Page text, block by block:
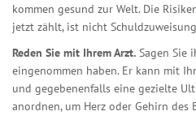
kommen gesund zur Welt. Die
jetzt zählt, ist nicht
Reden Sie mit Ihrem Arzt. Sagen Sie
eingenommen haben. Er kann mit
und gegebenenfalls eine gezielte
anordnen, um Herz oder Gehirn des